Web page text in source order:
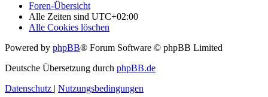
Foren-Übersicht
Alle Zeiten sind UTC+02:00
Alle Cookies löschen
Powered by phpBB® Forum Software © phpBB Limited
Deutsche Übersetzung durch phpBB.de
Datenschutz | Nutzungsbedingungen